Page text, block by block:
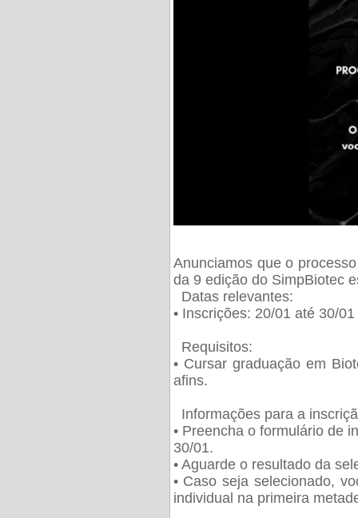
Anunciamos que o
da 9 edição do SimpBiotec
Datas relevantes:
• Inscrições: 20/01 até 30/01
Requisitos:
• Cursar graduação em
afins.
Informações para a
• Preencha o formulário de
30/01.
• Aguarde o resultado da
• Caso seja selecionado,
individual na primeira